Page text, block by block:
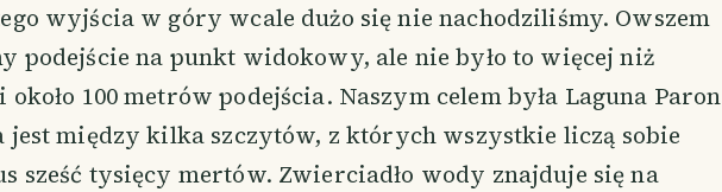
wyjścia w góry wcale dużo się nie nachodziliśmy. Owszem
podejście na punkt widokowy, ale nie było to więcej niż
100 metrów podejścia. Naszym celem była Laguna Paron
jest między kilka szczytów, z których wszystkie liczą sobie
sześć tysięcy mertów. Zwierciadło wody znajduje się na